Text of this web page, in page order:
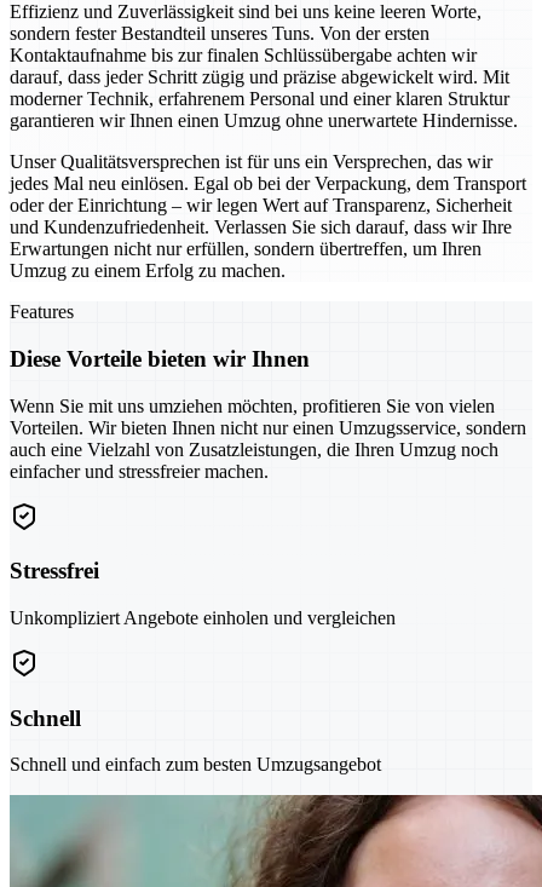
Effizienz und Zuverlässigkeit sind bei uns keine leeren Worte,
sondern fester Bestandteil unseres Tuns. Von der ersten
Kontaktaufnahme bis zur finalen Schlüssübergabe achten wir
darauf, dass jeder Schritt zügig und präzise abgewickelt wird. Mit
moderner Technik, erfahrenem Personal und einer klaren Struktur
garantieren wir Ihnen einen Umzug ohne unerwartete Hindernisse.
Unser Qualitätsversprechen ist für uns ein Versprechen, das wir
jedes Mal neu einlösen. Egal ob bei der Verpackung, dem Transport
oder der Einrichtung – wir legen Wert auf Transparenz, Sicherheit
und Kundenzufriedenheit. Verlassen Sie sich darauf, dass wir Ihre
Erwartungen nicht nur erfüllen, sondern übertreffen, um Ihren
Umzug zu einem Erfolg zu machen.
Features
Diese Vorteile bieten wir Ihnen
Wenn Sie mit uns umziehen möchten, profitieren Sie von vielen
Vorteilen. Wir bieten Ihnen nicht nur einen Umzugsservice, sondern
auch eine Vielzahl von Zusatzleistungen, die Ihren Umzug noch
einfacher und stressfreier machen.
Stressfrei
Unkompliziert Angebote einholen und vergleichen
Schnell
Schnell und einfach zum besten Umzugsangebot